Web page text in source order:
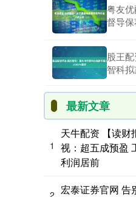
粤友
督导
股王
智科
最新文章
1
天牛配资 【读财
视：超五成预盈
利润居前
2 宏泰证券官网 告